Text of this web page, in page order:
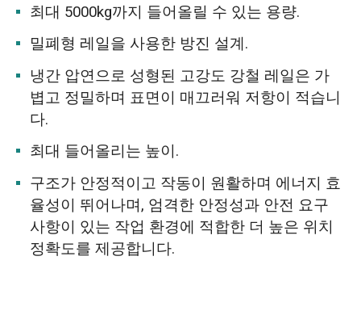
최대 5000kg까지 들어올릴 수 있는 용량.
밀폐형 레일을 사용한 방진 설계.
냉간 압연으로 성형된 고강도 강철 레일은 가
볍고 정밀하며 표면이 매끄러워 저항이 적습니
다.
최대 들어올리는 높이.
구조가 안정적이고 작동이 원활하며 에너지 효
율성이 뛰어나며, 엄격한 안정성과 안전 요구
사항이 있는 작업 환경에 적합한 더 높은 위치
정확도를 제공합니다.